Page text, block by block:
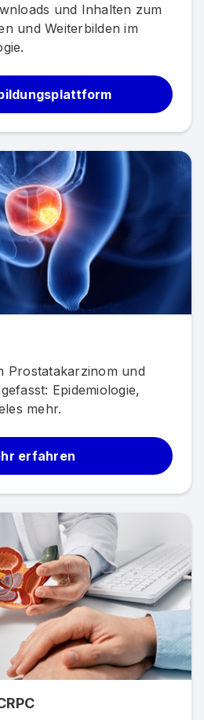
und Inhalten zum
und Weiterbilden im
Prostatakarzinom und
Epidemiologie,
mehr.
erfahren